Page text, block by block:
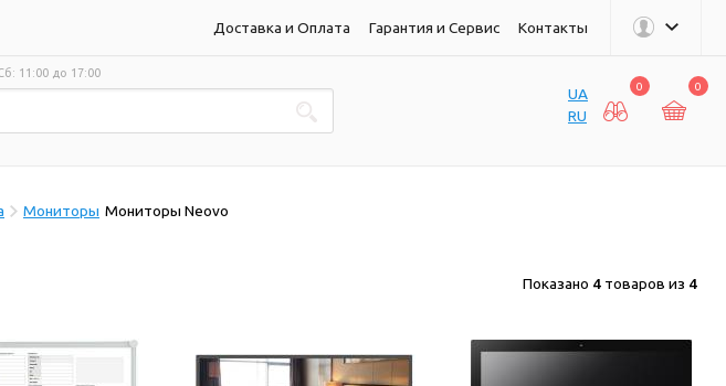
Доставка и Оплата Гарантия и Сервис Контакты
11:00 до 17:00
UA
RU
0 0
Мониторы Мониторы Neovo
Показано 4 товаров из 4